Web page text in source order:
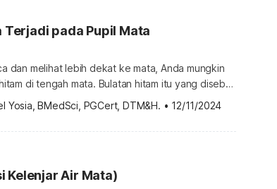
Terjadi pada Pupil Mata
dan melihat lebih dekat ke mata, Anda mungkin
di tengah mata. Bulatan hitam itu yang disebut
fungsi khusus, ternyata pupil berisiko
bentuk maupun fungsinya. Untuk tahu apa saja
pupil mata, simak ulasan lengkapnya […]
Yosia, BMedSci, PGCert, DTM&H. • 12/11/2024
Kelenjar Air Mata)